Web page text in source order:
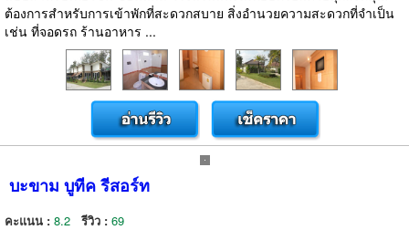
ต้องการสำหรับการเข้าพักที่สะดวกสบาย สิ่งอำนวยความสะดวกที่จำเป็น
เช่น ที่จอดรถ ร้านอาหาร ...
บะขาม บูทีค รีสอร์ท
คะแนน : 8.2 รีวิว : 69